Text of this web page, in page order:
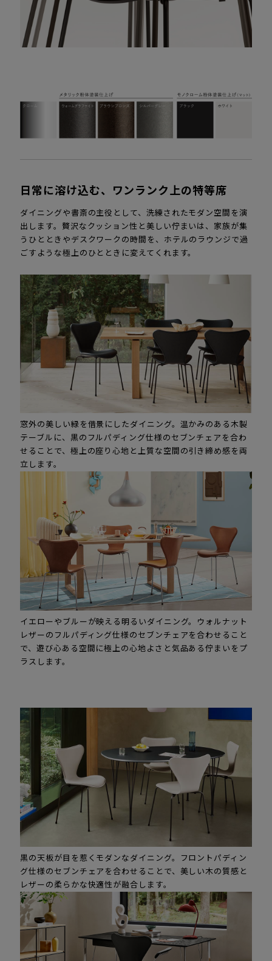
日常に溶け込む、ワンランク上の特等席
ダイニングや書斎の主役として、洗練されたモダン空間を演
出します。贅沢なクッション性と美しい佇まいは、家族が集
うひとときやデスクワークの時間を、ホテルのラウンジで過
ごすような極上のひとときに変えてくれます。
窓外の美しい緑を借景にしたダイニング。温かみのある木製
テーブルに、黒のフルパディング仕様のセブンチェアを合わ
せることで、極上の座り心地と上質な空間の引き締め感を両
立します。
イエローやブルーが映える明るいダイニング。ウォルナット
レザーのフルパディング仕様のセブンチェアを合わせること
で、遊び心ある空間に極上の心地よさと気品ある佇まいをプ
ラスします。
黒の天板が目を惹くモダンなダイニング。フロントパディン
グ仕様のセブンチェアを合わせることで、美しい木の質感と
レザーの柔らかな快適性が融合します。